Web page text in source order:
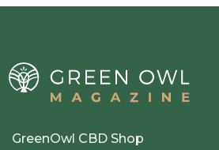
GreenOwl CBD Shop